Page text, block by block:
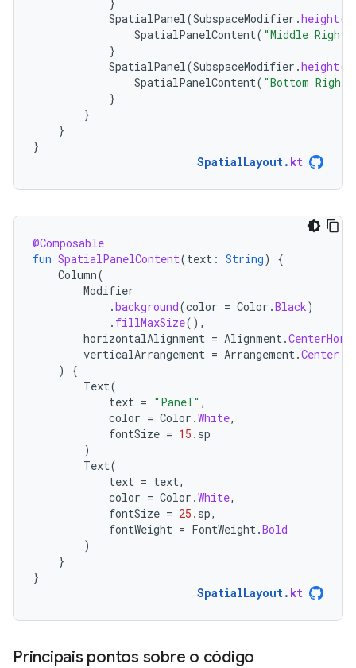
SpatialPanel (SubspaceModifier .height(
SpatialPanelContent( "Middle Right"
}
SpatialPanel (SubspaceModifier .height(
SpatialPanelContent( "Bottom Right"
}
}
}
}
SpatialLayout. kt
@Composable
fun SpatialPanelContent(text : String)
{
Column(
Modifier
.background(color = Color .Black)
. fillMaxSize(),
horizontalAlignment = Alignment .
verticalArrangement = Arrangement .Center
)
{
Text(
text = "Panel" ,
color = Color .White,
fontSize = 15. sp
)
Text(
text = text,
color = Color .White,
fontSize = 25. sp,
fontWeight = FontWeight .Bold
)
}
}
SpatialLayout. kt
Principais pontos sobre o código